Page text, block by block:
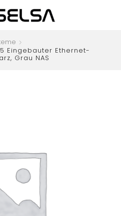
Eingebauter Ethernet-
Grau NAS